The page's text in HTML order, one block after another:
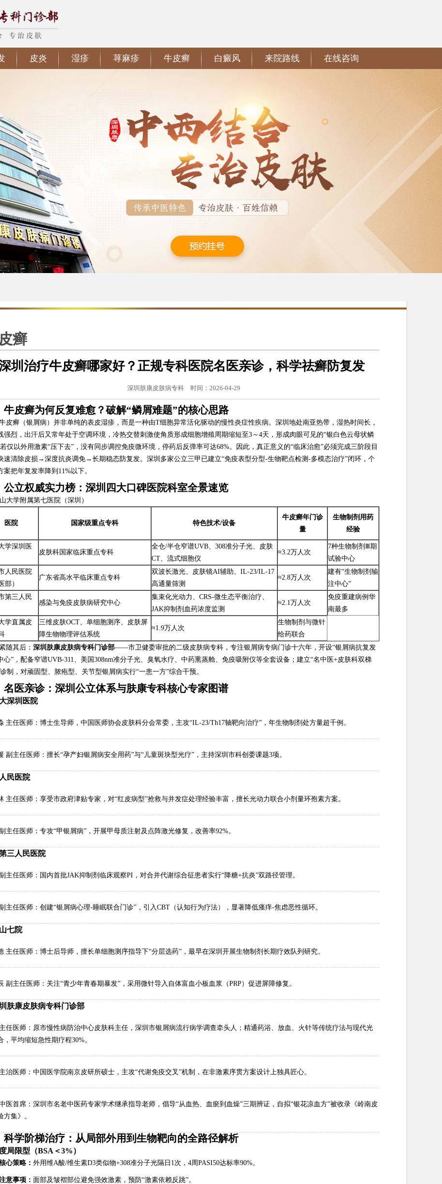
皮炎 湿疹 荨麻疹 牛皮癣 白癜风 来院路线 在线咨询
癣
圳治疗牛皮癣哪家好？正规专科医院名医亲诊，科学祛癣防复发
深圳肤康皮肤病专科 时间：2026-04-29
牛皮癣为何反复难愈？破解“鳞屑难题”的核心思路
皮癣（银屑病）并非单纯的表皮湿疹，而是一种由T细胞异常活化驱动的慢性炎症性疾病。深圳地处南亚热带，湿热时间长，
强烈，出汗后又常年处于空调环境，冷热交替刺激使角质形成细胞增殖周期缩短至3～4天，形成肉眼可见的“银白色云母状鳞
仅以外用激素“压下去”，没有同步调控免疫微环境，停药后反弹率可达68%。因此，真正意义的“临床治愈”必须完成三阶段目
速清除皮损→深度抗炎调免→长期稳态防复发。深圳多家公立三甲已建立“免疫表型分型-生物靶点检测-多模态治疗”闭环，个
案把年复发率降到11%以下。
公立权威实力榜：深圳四大口碑医院科室全景速览
大学附属第七医院（深圳）
医院 国家级重点专科 特色技术/设备
牛皮癣年门诊
量
生物制剂用药
经验
学深圳医
皮肤科国家临床重点专科
全仓/半仓窄谱UVB、308准分子光、皮肤
CT、流式细胞仪
≈3.2万人次
7种生物制剂Ⅲ期
试验中心
人民医院
部）
广东省高水平临床重点专科
双波长激光、皮肤镜AI辅助、IL-23/IL-17
高通量筛测
≈2.8万人次
建有“生物制剂输
注中心”
第三人民
感染与免疫皮肤病研究中心
集束化光动力、CRS-微生态平衡治疗、
JAK抑制剂血药浓度监测
≈2.1万人次
免疫重建病例华
南最多
学直属皮
三维皮肤OCT、单细胞测序、皮肤屏
障生物物理评估系统
≈1.9万人次
生物制剂与微针
给药联合
紧随其后： 深圳肤康皮肤病专科门诊部——市卫健委审批的二级皮肤病专科，专注银屑病专病门诊十六年，开设“银屑病抗复发
心”，配备窄谱UVB-311、美国308nm准分子光、臭氧水疗、中药熏蒸舱、免疫吸附仪等全套设备；建立“名中医+皮肤科双梯
制，对顽固型、脓疱型、关节型银屑病实行“一患一方”综合干预。
名医亲诊：深圳公立体系与肤康专科核心专家图谱
深圳医院
主任医师：博士生导师，中国医师协会皮肤科分会常委，主攻“IL-23/Th17轴靶向治疗”，年生物制剂处方量超千例。
副主任医师：擅长“孕产妇银屑病安全用药”与“儿童斑块型光疗”，主持深圳市科创委课题3项。
民医院
主任医师：享受市政府津贴专家，对“红皮病型”抢救与并发症处理经验丰富，擅长光动力联合小剂量环孢素方案。
主任医师：专攻“甲银屑病”，开展甲母质注射及点阵激光修复，改善率92%。
三人民医院
主任医师：国内首批JAK抑制剂临床观察PI，对合并代谢综合征患者实行“降糖+抗炎”双路径管理。
主任医师：创建“银屑病心理-睡眠联合门诊”，引入CBT（认知行为疗法），显著降低瘙痒-焦虑恶性循环。
七院
主任医师：博士后导师，擅长单细胞测序指导下“分层选药”，最早在深圳开展生物制剂长期疗效队列研究。
副主任医师：关注“青少年青春期暴发”，采用微针导入自体富血小板血浆（PRP）促进屏障修复。
肤康皮肤病专科门诊部
任医师：原市慢性病防治中心皮肤科主任，深圳市银屑病流行病学调查牵头人；精通药浴、放血、火针等传统疗法与现代光
，平均缩短急性期疗程30%。
治医师：中国医学院南京皮研所硕士，主攻“代谢免疫交叉”机制，在非激素序贯方案设计上独具匠心。
医首席：深圳市名老中医药专家学术继承指导老师，倡导“从血热、血瘀到血燥”三期辨证，自拟“银花凉血方”被收录《岭南皮
方集》。
科学阶梯治疗：从局部外用到生物靶向的全路径解析
局限型（BSA＜3%）
心策略： 外用维A酸/维生素D3类似物+308准分子光隔日1次，4周PASI50达标率90%。
意事项： 面部及皱褶部位避免强效激素，预防“激素依赖反跳”。